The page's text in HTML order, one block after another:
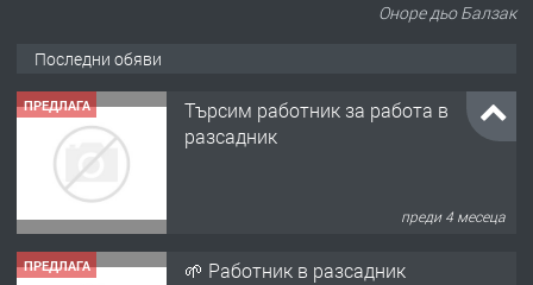
Оноре дьо Балзак
Последни обяви
ПРЕДЛАГА
Търсим работник за работа в
разсадник
преди 4 месеца
ПРЕДЛАГА 🌱 Работник в разсадник